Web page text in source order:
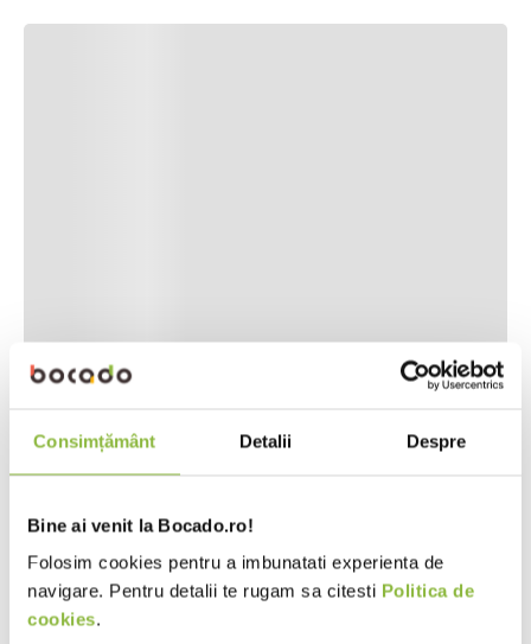
Consimțământ Detalii Despre
Bine ai venit la Bocado.ro!
Folosim cookies pentru a imbunatati experienta de
navigare. Pentru detalii te rugam sa citesti Politica de
cookies.